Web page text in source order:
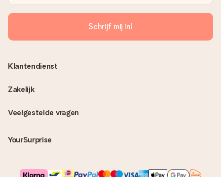
Schrijf mij in!
Veelgestelde vragen
YourSurprise
Klantendienst
Zakelijk